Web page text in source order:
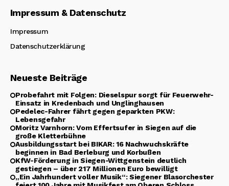
Impressum & Datenschutz
Impressum
Datenschutzerklärung
Neueste Beiträge
Probefahrt mit Folgen: Dieselspur sorgt für Feuerwehr-
Einsatz in Kredenbach und Unglinghausen
Pedelec-Fahrer fährt gegen geparkten PKW:
Lebensgefahr
Moritz Varnhorn: Vom Effertsufer in Siegen auf die
große Kletterbühne
Ausbildungsstart bei BIKAR: 16 Nachwuchskräfte
beginnen in Bad Berleburg und Korbußen
KfW-Förderung in Siegen-Wittgenstein deutlich
gestiegen – über 217 Millionen Euro bewilligt
„Ein Jahrhundert voller Musik“: Siegener Blasorchester